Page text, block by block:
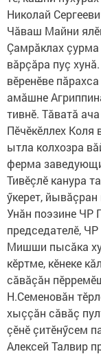
Николай
Чăваш Майни
Çамрăклах
вăрçăра пуç
вӗренӗве
амăшне
тивнӗ. Тăватă
Пӗчӗкӗллех Коля
ытла колхозра
ферма
Тивӗçлӗ канура
ӳкерет, йывăçран
Унăн поэзине ЧР
председателӗ,
Мишши пысăка
кӗртме, кӗнеке
сăвăçăн
Н.Семеновăн
хыççăн сăвăç
çӗнӗ çитӗнӳсем
Алексей Талвир